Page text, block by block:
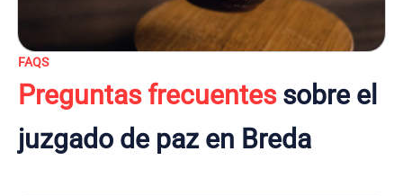
FAQS
Preguntas frecuentessobre el
juzgado de paz en Breda